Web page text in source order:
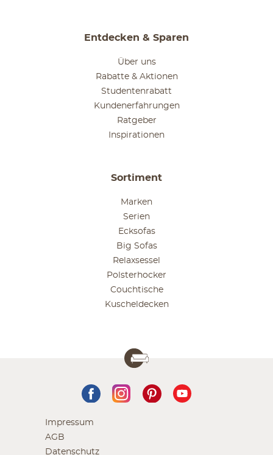
Entdecken & Sparen
Über uns
Rabatte & Aktionen
Studentenrabatt
Kundenerfahrungen
Ratgeber
Inspirationen
Sortiment
Marken
Serien
Ecksofas
Big Sofas
Relaxsessel
Polsterhocker
Couchtische
Kuscheldecken
Impressum
AGB
Datenschutz